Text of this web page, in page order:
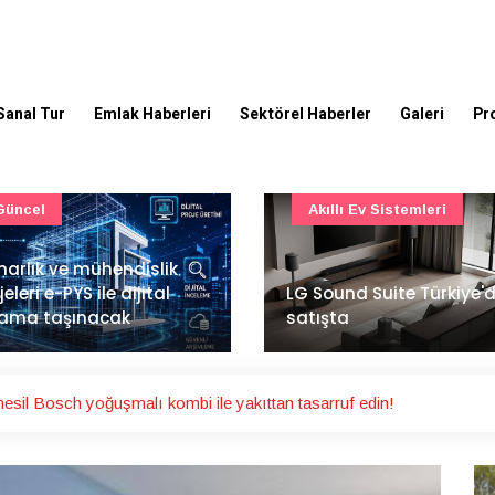
Tur Emlak Haberleri Sektörel Haberler Galeri
Suite Türkiye'de
Ev Sistemleri
İstanbul Havalimanı'nın
ana pistinde sona doğru
Ulaşım
Bosch yoğuşmalı kombi ile yakıttan tasarruf edin!